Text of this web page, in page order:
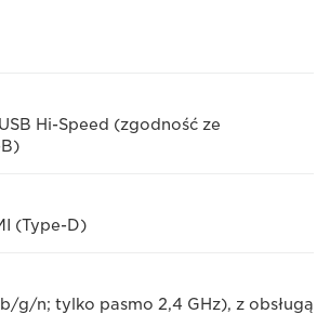
Hi-Speed (zgodność ze
(Type-D)
g/n; tylko pasmo 2,4 GHz), z obsługą